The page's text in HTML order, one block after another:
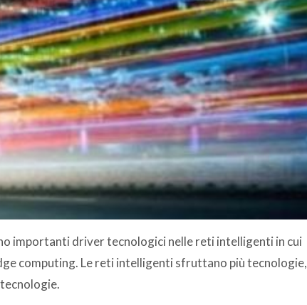
importanti driver tecnologici nelle reti intelligenti in cui
computing. Le reti intelligenti sfruttano più tecnologie,